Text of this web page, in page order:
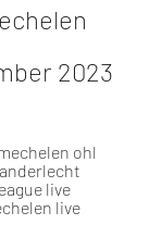
2023
ohl
live
live